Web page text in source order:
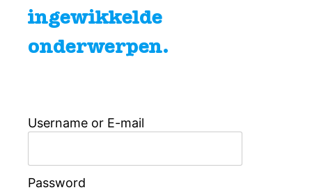
ingewikkelde
onderwerpen.
Username or E-mail
Password